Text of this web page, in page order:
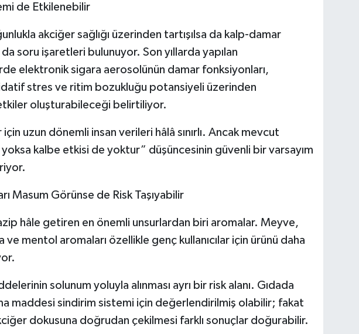
de Etkilenebilir
akciğer sağlığı üzerinden tartışılsa da kalp-damar
da soru işaretleri bulunuyor. Son yıllarda yapılan
elektronik sigara aerosolünün damar fonksiyonları,
stres ve ritim bozukluğu potansiyeli üzerinden
oluşturabileceği belirtiliyor.
uzun dönemli insan verileri hâlâ sınırlı. Ancak mevcut
kalbe etkisi de yoktur” düşüncesinin güvenli bir varsayım
Masum Görünse de Risk Taşıyabilir
hâle getiren en önemli unsurlardan biri aromalar. Meyve,
ve mentol aromaları özellikle genç kullanıcılar için ürünü daha
solunum yoluyla alınması ayrı bir risk alanı. Gıdada
maddesi sindirim sistemi için değerlendirilmiş olabilir; fakat
dokusuna doğrudan çekilmesi farklı sonuçlar doğurabilir.